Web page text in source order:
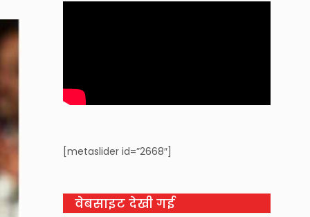
[metaslider id=”2668″]
वेबसाइट देखी गई